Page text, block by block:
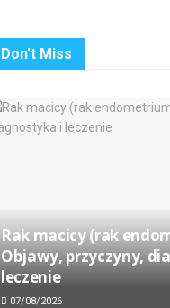
Don't Miss
Rak macicy (rak
Objawy, przyczyny,
leczenie
07/08/2026